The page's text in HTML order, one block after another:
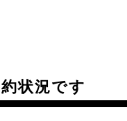
状況です